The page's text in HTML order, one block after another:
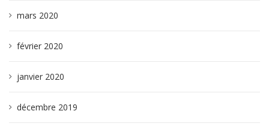
mars 2020
février 2020
janvier 2020
décembre 2019